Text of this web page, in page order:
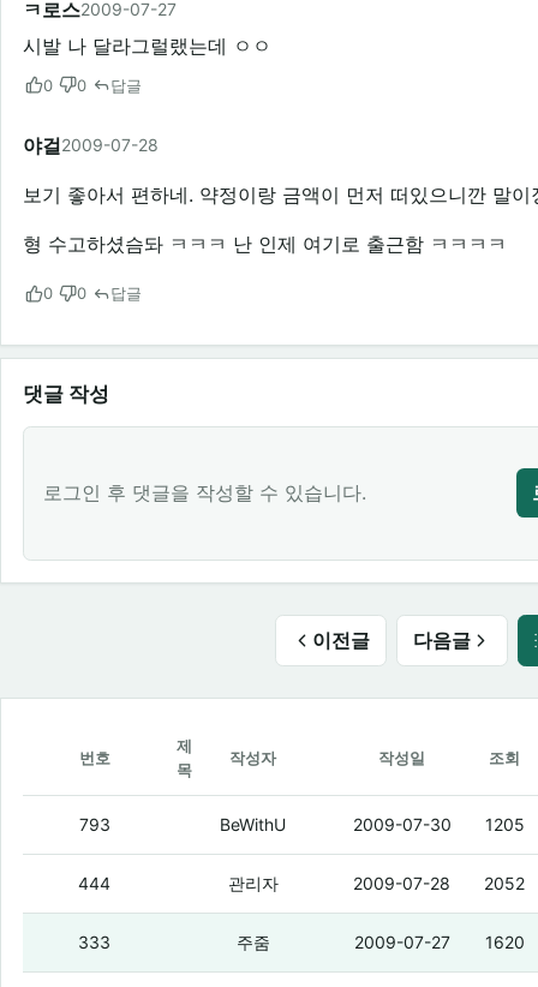
ㅋ로스2009-07-27
시발 나 달라그럴랬는데 ㅇㅇ
0 0 답글
야걸2009-07-28
보기 좋아서 편하네. 약정이랑 금액이 먼저 떠있으니깐 말이
형 수고하셨슴돠 ㅋㅋㅋ 난 인제 여기로 출근함 ㅋㅋㅋㅋ
0 0 답글
댓글 작성
로그인 후 댓글을 작성할 수 있습니다.
이전글 다음글
번호
제
목
작성자 작성일 조회
793 KTF회선좀 줘봐
BeWithU 2009-07-30 1205
444 e-ide 하드디스크 하나만 줘라(1)
관리자 2009-07-28 2052
333 혹시 휴대폰충전기 필요한놈있을까봐 글
주줌 2009-07-27 1620